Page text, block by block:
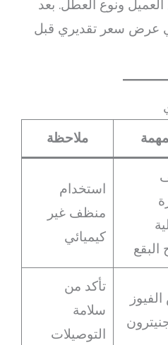
ونوع العطل. بعد
عرض سعر تقديري قبل
ملاحظة
استخدام
منظف غير
كيميائي
تأكد من
سلامة
التوصيلات